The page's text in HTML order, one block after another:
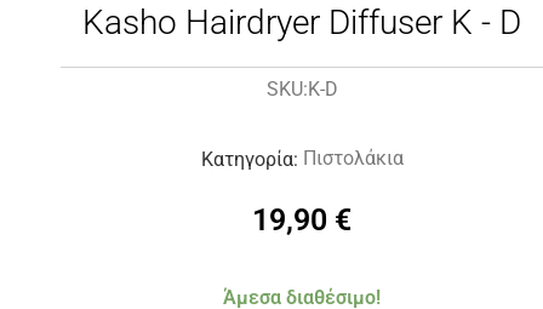
Kasho Hairdryer Diffuser K - D
SKU:K-D
Κατηγορία: Πιστολάκια
19,90 €
Άμεσα διαθέσιμο!